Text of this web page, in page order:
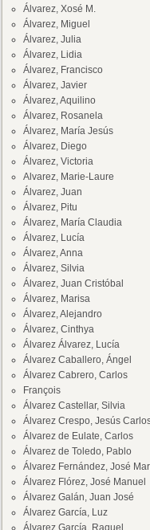
Álvarez, Xosé M.
Álvarez, Miguel
Álvarez, Julia
Álvarez, Lidia
Álvarez, Francisco
Álvarez, Javier
Álvarez, Aquilino
Álvarez, Rosanela
Álvarez, María Jesús
Álvarez, Diego
Álvarez, Victoria
Alvarez, Marie-Laure
Álvarez, Juan
Álvarez, Pitu
Álvarez, María Claudia
Álvarez, Lucía
Álvarez, Anna
Álvarez, Silvia
Álvarez, Juan Cristóbal
Álvarez, Marisa
Álvarez, Alejandro
Álvarez, Cinthya
Álvarez Álvarez, Lucía
Álvarez Caballero, Ángel
Álvarez Cabrero, Carlos
François
Álvarez Castellar, Silvia
Álvarez Crespo, Jesús
Álvarez de Eulate, Carlos
Álvarez de Toledo, Pablo
Álvarez Fernández, José
Álvarez Flórez, José Manuel
Álvarez Galán, Juan José
Álvarez García, Luz
Álvarez García, Raquel